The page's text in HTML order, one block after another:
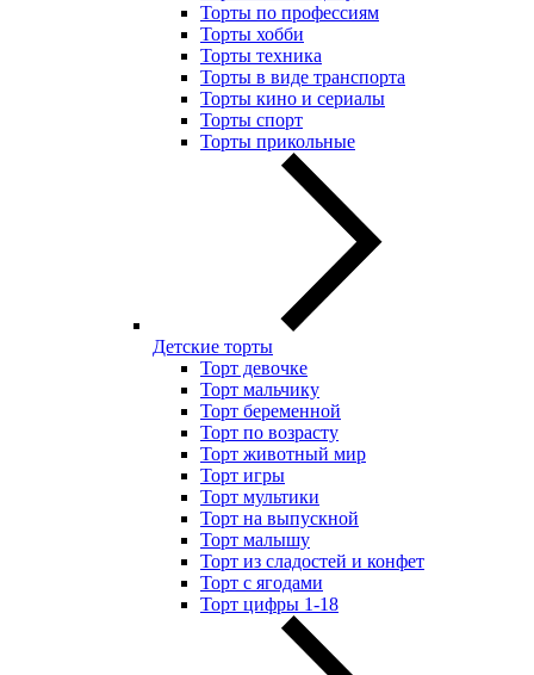
Торты по профессиям
Торты хобби
Торты техника
Торты в виде транспорта
Торты кино и сериалы
Торты спорт
Торты прикольные
Детские торты
Торт девочке
Торт мальчику
Торт беременной
Торт по возрасту
Торт животный мир
Торт игры
Торт мультики
Торт на выпускной
Торт малышу
Торт из сладостей и конфет
Торт с ягодами
Торт цифры 1-18